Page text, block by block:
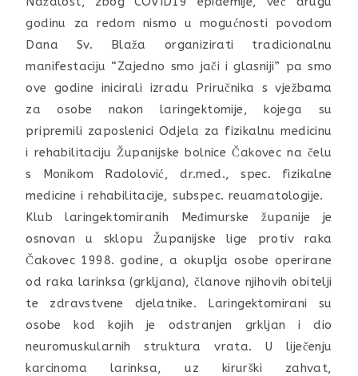
godinu za redom nismo u mogućnosti povodom
Dana Sv. Blaža organizirati tradicionalnu
manifestaciju “Zajedno smo jači i glasniji” pa smo
ove godine inicirali izradu Priručnika s vježbama
za osobe nakon laringektomije, kojega su
pripremili zaposlenici Odjela za fizikalnu medicinu
i rehabilitaciju Županijske bolnice Čakovec na čelu
s Monikom Radolović, dr.med., spec. fizikalne
medicine i rehabilitacije, subspec. reuamatologije.
Klub laringektomiranih Međimurske županije je
osnovan u sklopu Županijske lige protiv raka
Čakovec 1998. godine, a okuplja osobe operirane
od raka larinksa (grkljana), članove njihovih obitelji
te zdravstvene djelatnike. Laringektomirani su
osobe kod kojih je odstranjen grkljan i dio
neuromuskularnih struktura vrata. U liječenju
karcinoma larinksa, uz kirurški zahvat,